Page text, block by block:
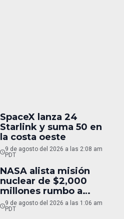
SpaceX lanza 24
Starlink y suma 50 en
la costa oeste
9 de agosto del 2026 a las 2:08 am
PDT
NASA alista misión
nuclear de $2,000
millones rumbo a
Marte
9 de agosto del 2026 a las 1:06 am
PDT